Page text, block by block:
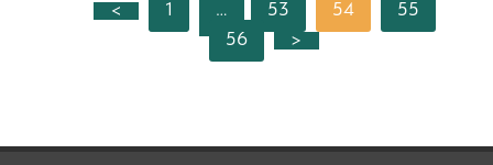
< 1 … 53 54
55
56
>